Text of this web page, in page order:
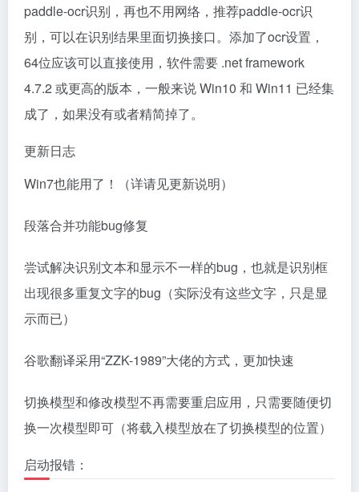
paddle-ocr识别，再也不用网络，推荐paddle-ocr识
别，可以在识别结果里面切换接口。添加了ocr设置，
64位应该可以直接使用，软件需要 .net framework
4.7.2 或更高的版本，一般来说 Win10 和 Win11 已经集
成了，如果没有或者精简掉了。
更新日志
Win7也能用了！（详请见更新说明）
段落合并功能bug修复
尝试解决识别文本和显示不一样的bug，也就是识别框
出现很多重复文字的bug（实际没有这些文字，只是显
示而已）
谷歌翻译采用“ZZK-1989”大佬的方式，更加快速
切换模型和修改模型不再需要重启应用，只需要随便切
换一次模型即可（将载入模型放在了切换模型的位置）
启动报错：